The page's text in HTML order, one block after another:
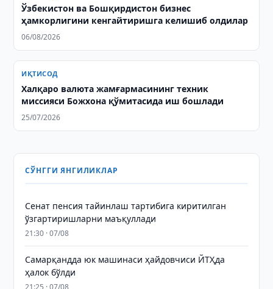
Ўзбекистон ва Бошқирдистон бизнес
ҳамкорлигини кенгайтиришга келишиб олдилар
06/08/2026
ИҚТИСОД
Халқаро валюта жамғармасининг техник
миссияси Божхона қўмитасида иш бошлади
25/07/2026
СЎНГГИ ЯНГИЛИКЛАР
Сенат пенсия тайинлаш тартибига киритилган
ўзгартиришларни маъқуллади
21:30 · 07/08
Самарқандда юк машинаси ҳайдовчиси ЙТҲда
ҳалок бўлди
21:25 · 07/08